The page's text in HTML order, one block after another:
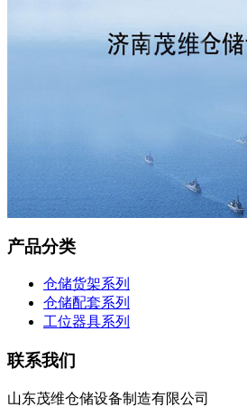
产品分类
仓储货架系列
仓储配套系列
工位器具系列
联系我们
山东茂维仓储设备制造有限公司